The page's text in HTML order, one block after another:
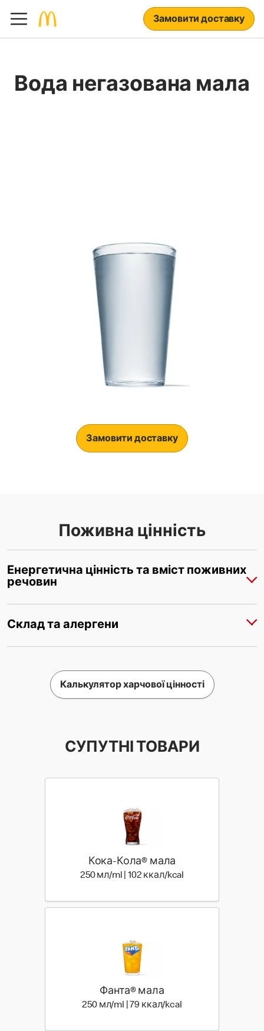
Замовити доставку
Вода негазована мала
Замовити доставку
Поживна цінність
Енергетична цінність та вміст поживних
речовин
Склад та алергени
Калькулятор харчової цінності
СУПУТНІ ТОВАРИ
Кока-Кола® мала
250 мл/ml | 102 ккал/kcal
Фанта® мала
250 мл/ml | 79 ккал/kcal